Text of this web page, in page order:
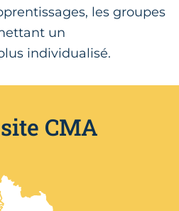
les groupes
un
individualisé.
CMA